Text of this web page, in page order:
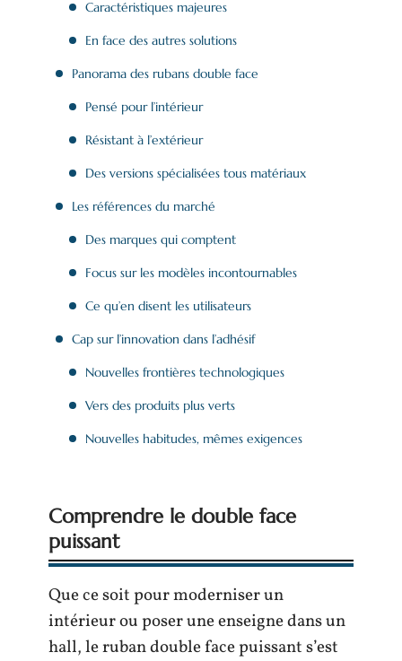
Caractéristiques majeures
En face des autres solutions
Panorama des rubans double face
Pensé pour l’intérieur
Résistant à l’extérieur
Des versions spécialisées tous matériaux
Les références du marché
Des marques qui comptent
Focus sur les modèles incontournables
Ce qu’en disent les utilisateurs
Cap sur l’innovation dans l’adhésif
Nouvelles frontières technologiques
Vers des produits plus verts
Nouvelles habitudes, mêmes exigences
Comprendre le double face
puissant
Que ce soit pour moderniser un
intérieur ou poser une enseigne dans un
hall, le ruban double face puissant s’est